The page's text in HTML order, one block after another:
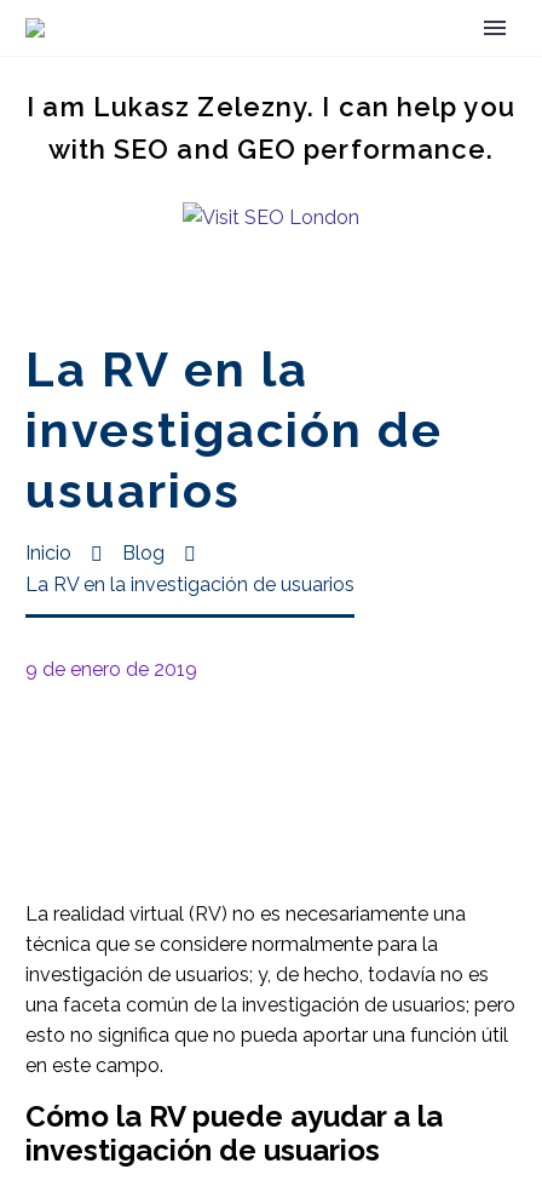
I am Lukasz Zelezny. I can help you
with SEO and GEO performance.
La RV en la
investigación de
usuarios
Inicio
Blog
La RV en la investigación de usuarios
9 de enero de 2019
La realidad virtual (RV) no es necesariamente una
técnica que se considere normalmente para la
investigación de usuarios; y, de hecho, todavía no es
una faceta común de la investigación de usuarios; pero
esto no significa que no pueda aportar una función útil
en este campo.
Cómo la RV puede ayudar a la
investigación de usuarios